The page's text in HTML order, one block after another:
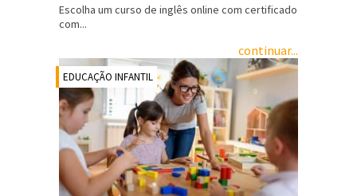
Escolha um curso de inglês online com certificado
com...
continuar...
EDUCAÇÃO INFANTIL